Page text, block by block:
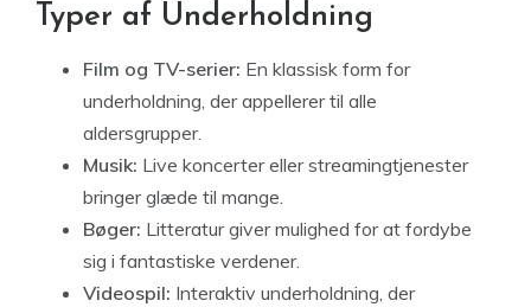
Typer af Underholdning
Film og TV-serier: En klassisk form for
underholdning, der appellerer til alle
aldersgrupper.
Musik: Live koncerter eller streamingtjenester
bringer glæde til mange.
Bøger: Litteratur giver mulighed for at fordybe
sig i fantastiske verdener.
Videospil: Interaktiv underholdning, der